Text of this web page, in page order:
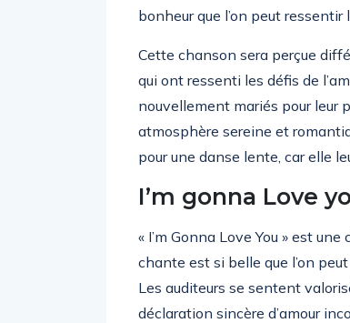
bonheur que l’on peut
Cette chanson sera perçue
qui ont ressenti les défis de
nouvellement mariés pour leur
atmosphère sereine et
pour une danse lente, car elle
I’m gonna Love
« I’m Gonna Love You » est
chante est si belle que l’on
Les auditeurs se sentent
déclaration sincère d’amour